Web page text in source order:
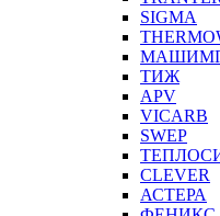
SIGMA
ТИЖ
APV
VICARB
SWEP
CLEVER
АСТЕРА